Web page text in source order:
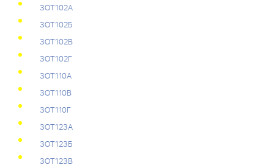
3OТ102А
3OТ102Б
3OТ102В
3OТ102Г
3OТ110А
3OТ110В
3OТ110Г
3OТ123А
3OТ123Б
3OТ123В